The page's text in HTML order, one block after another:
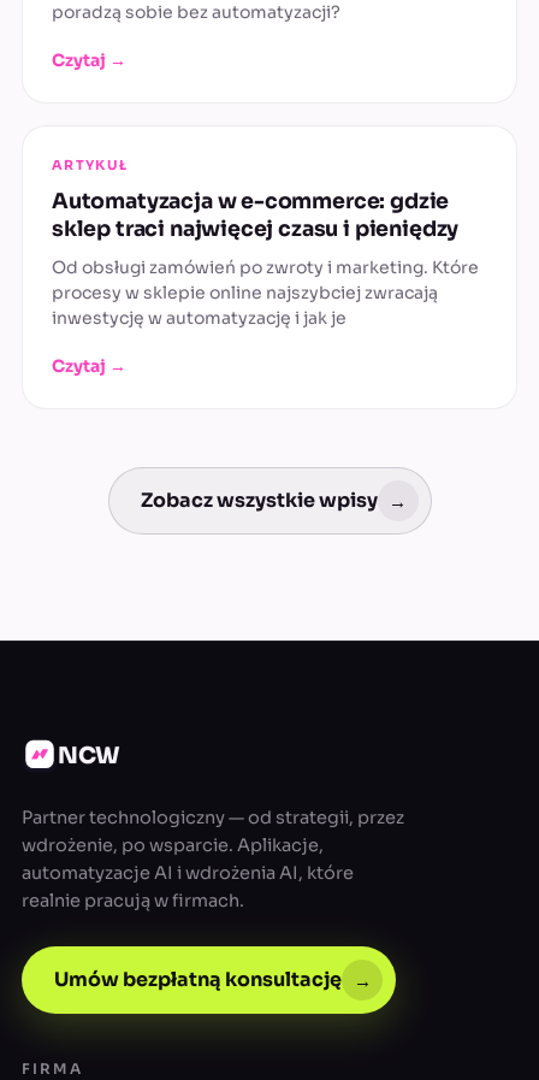
poradzą sobie bez automatyzacji?
Czytaj →
ARTYKUŁ
Automatyzacja w e-commerce: gdzie
sklep traci najwięcej czasu i pieniędzy
Od obsługi zamówień po zwroty i marketing. Które
procesy w sklepie online najszybciej zwracają
inwestycję w automatyzację i jak je
Czytaj →
Zobacz wszystkie wpisy →
NCW
Partner technologiczny — od strategii, przez
wdrożenie, po wsparcie. Aplikacje,
automatyzacje AI i wdrożenia AI, które
realnie pracują w firmach.
Umów bezpłatną konsultację →
FIRMA